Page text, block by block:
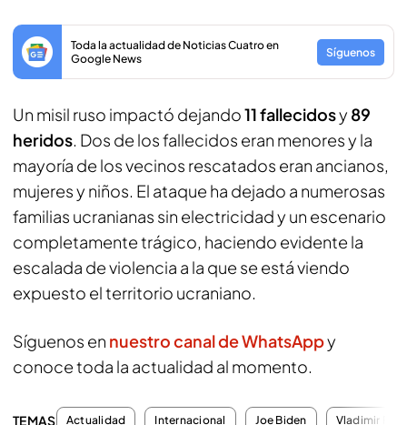
Toda la actualidad de Noticias Cuatro en
Google News
Síguenos
Un misil ruso impactó dejando11 fallecidosy 89
heridos. Dos de los fallecidos eran menores y la
mayoría de los vecinos rescatados eran ancianos,
mujeres y niños. El ataque ha dejado a numerosas
familias ucranianas sin electricidad y un escenario
completamente trágico, haciendo evidente la
escalada de violencia a la que se está viendo
expuesto el territorio ucraniano.
Síguenos en nuestro canal de WhatsAppy
conoce toda la actualidad al momento.
TEMAS Actualidad Internacional Joe Biden Vladimir